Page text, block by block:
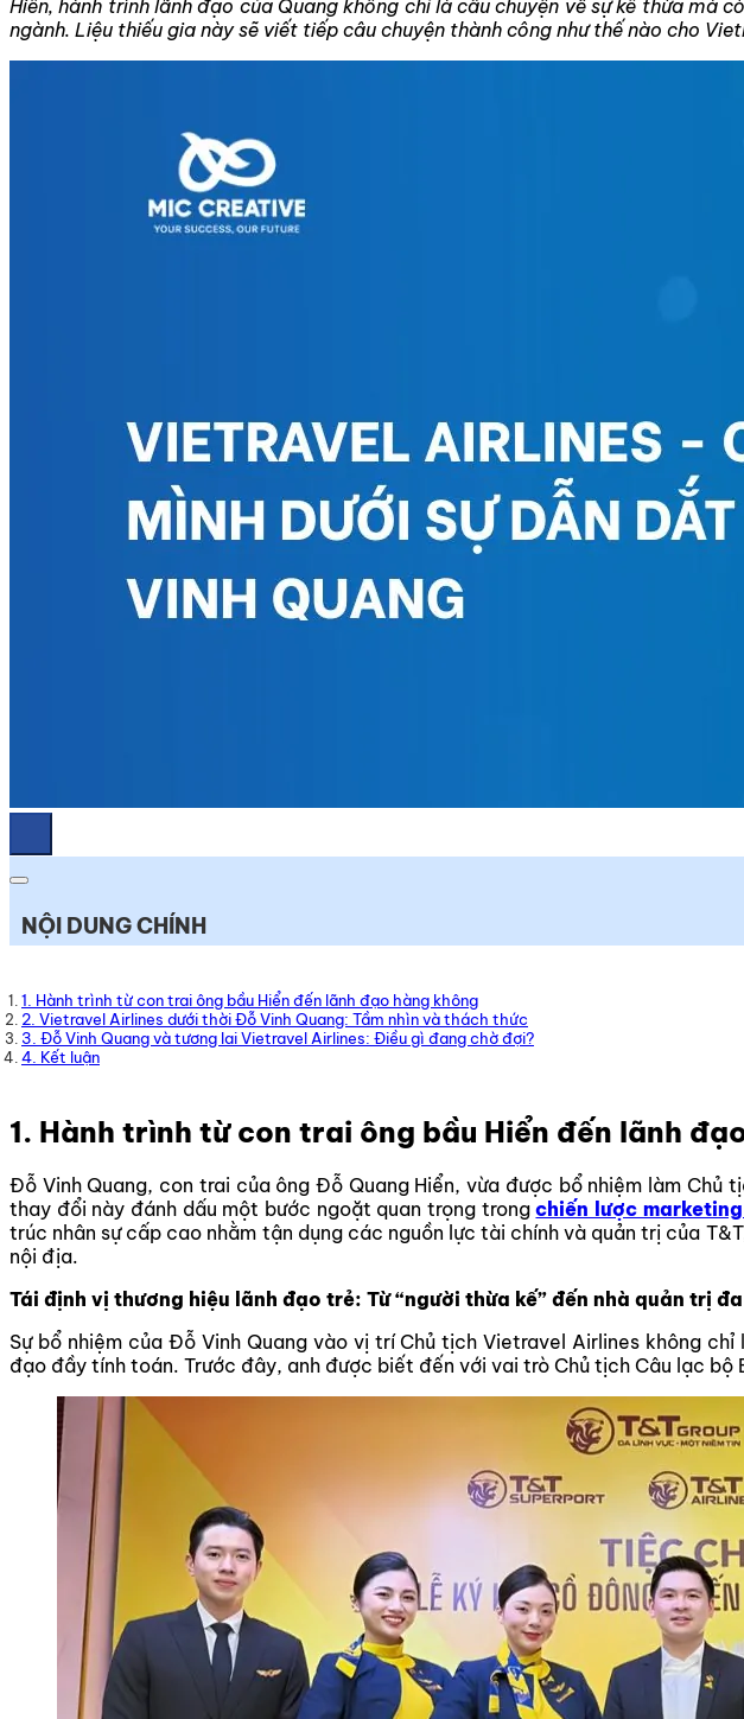
Hiển, hành trình lãnh đạo của Quang không chỉ là câu chuyện về sự kế thừa
ngành. Liệu thiếu gia này sẽ viết tiếp câu chuyện thành công như thế nào cho
NỘI DUNG CHÍNH
1. Hành trình từ con trai ông bầu Hiển đến lãnh đạo hàng không
2. Vietravel Airlines dưới thời Đỗ Vinh Quang: Tầm nhìn và thách thức
3. Đỗ Vinh Quang và tương lai Vietravel Airlines: Điều gì đang chờ đợi?
4. Kết luận
1. Hành trình từ con trai ông bầu Hiển đến lãnh
Đỗ Vinh Quang, con trai của ông Đỗ Quang Hiển, vừa được bổ nhiệm làm
thay đổi này đánh dấu một bước ngoặt quan trọng trongchiến lược
trúc nhân sự cấp cao nhằm tận dụng các nguồn lực tài chính và quản trị của
nội địa.
Tái định vị thương hiệu lãnh đạo trẻ: Từ “người thừa kế” đến nhà quản trị
Sự bổ nhiệm của Đỗ Vinh Quang vào vị trí Chủ tịch Vietravel Airlines không
đạo đầy tính toán. Trước đây, anh được biết đến với vai trò Chủ tịch Câu lạc bộ